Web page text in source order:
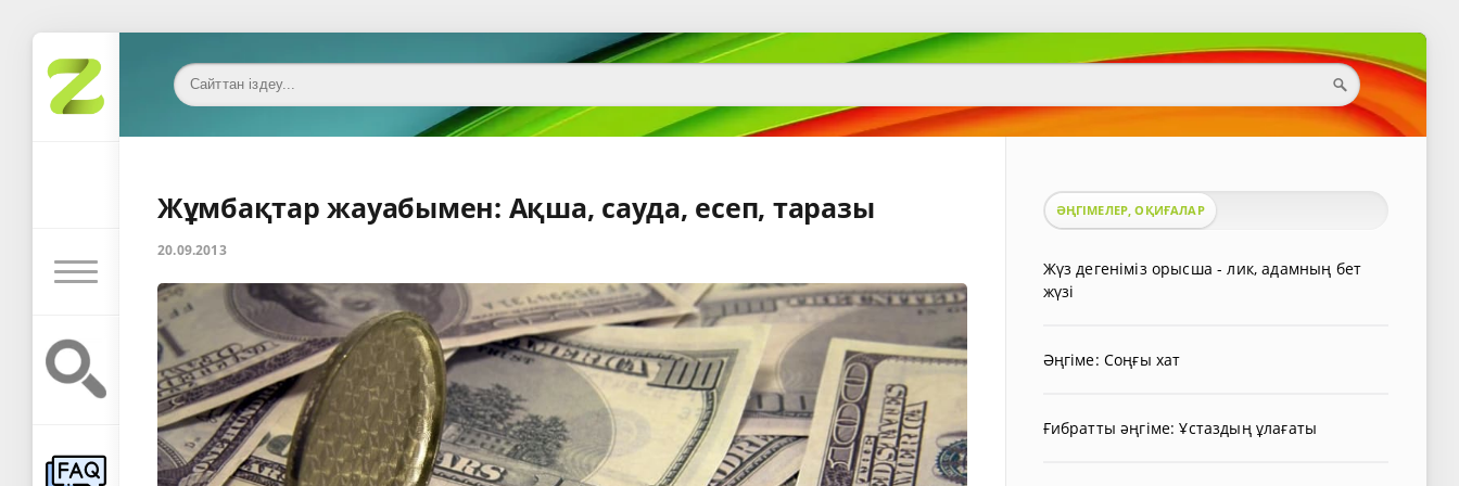
Жұмбақтар жауабымен: Ақша, сауда, есеп, таразы
20.09.2013
ӘҢГІМЕЛЕР, ОҚИҒАЛАР
Жүз дегеніміз орысша - лик, адамның бет
жүзі
Әңгіме: Соңғы хат
Ғибратты әңгіме: Ұстаздың ұлағаты